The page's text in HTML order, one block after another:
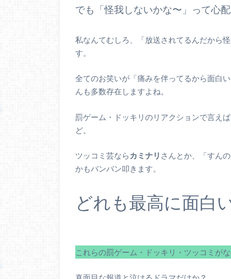
でも「怪我しないかな〜」って心
私なんてむしろ、「放送されてるんだから
す。
全てのお笑いが「痛みを伴ってるから面白
んも多数存在しますよね。
罰ゲーム・ドッキリのリアクションで言えば
ど。
ツッコミ芸なら カミナリ さんとか、「すん
かもバンバン叩きます。
どれも最高に面白
これらの罰ゲーム・ドッキリ・ツッコミが